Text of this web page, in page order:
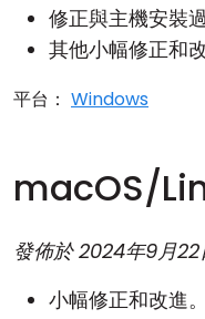
修正與主機安裝
其他小幅修正和改
平台： Windows
macOS/
發佈於2024年9月22
小幅修正和改進。